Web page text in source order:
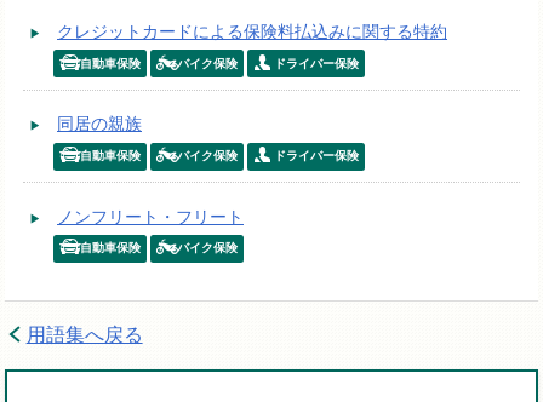
クレジットカードによる保険料払込みに関する特約
自動車保険 バイク保険 ドライバー保険
同居の親族
自動車保険 バイク保険 ドライバー保険
ノンフリート・フリート
自動車保険 バイク保険
用語集へ戻る